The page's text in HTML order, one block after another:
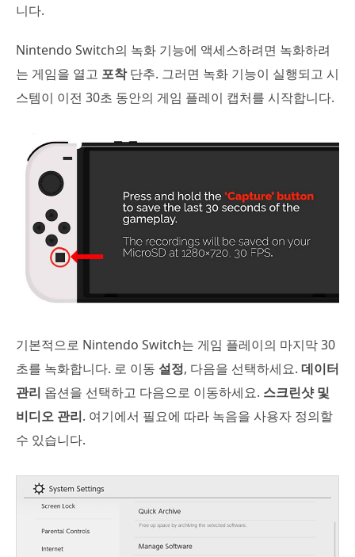
니다.
Nintendo Switch의 녹화 기능에 액세스하려면 녹화하려
는 게임을 열고 포착단추. 그러면 녹화 기능이 실행되고 시
스템이 이전 30초 동안의 게임 플레이 캡처를 시작합니다.
기본적으로 Nintendo Switch는 게임 플레이의 마지막 30
초를 녹화합니다. 로 이동 설정, 다음을 선택하세요. 데이터
관리 옵션을 선택하고 다음으로 이동하세요. 스크린샷 및
비디오 관리. 여기에서 필요에 따라 녹음을 사용자 정의할
수 있습니다.